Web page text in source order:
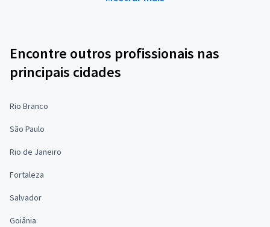
Encontre outros profissionais nas
principais cidades
Rio Branco
São Paulo
Rio de Janeiro
Fortaleza
Salvador
Goiânia